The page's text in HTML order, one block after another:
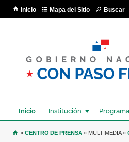
Inicio Mapa del Sitio Buscar
Inicio Institución
USTED SE ENCUENTRA
» CENTRO DE PRENSA » MULTIMEDIA »